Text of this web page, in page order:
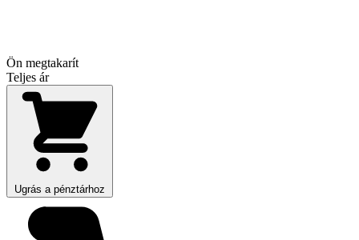
Ön megtakarít
Teljes ár
Ugrás a pénztárhoz